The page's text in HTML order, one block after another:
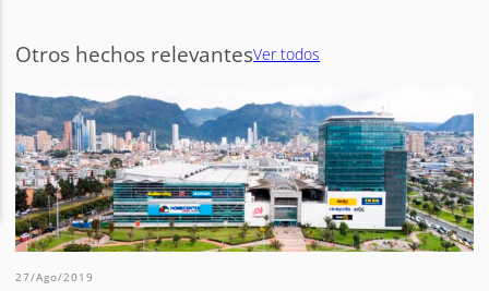
Otros hechos relevantesVer todos
27/Ago/2019